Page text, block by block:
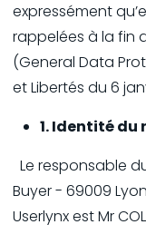
expressément
rappelées à la fin
(General Data
et Libertés du 6
1. Identité
Le responsable
Buyer - 69009
Userlynx est Mr